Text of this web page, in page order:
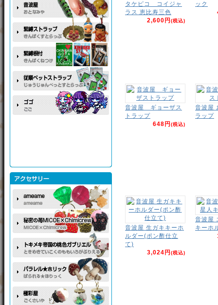
タケピコ コイジャ
ラス 恵比寿三色
2,600円(税込)
ック
音波屋 ギョーザス
トラップ
648円(税込)
音波屋
ラップ
音波屋 生ガキキーホ
ルダー(ポン酢仕立
て)
3,024円(税込)
音波屋
キーホ